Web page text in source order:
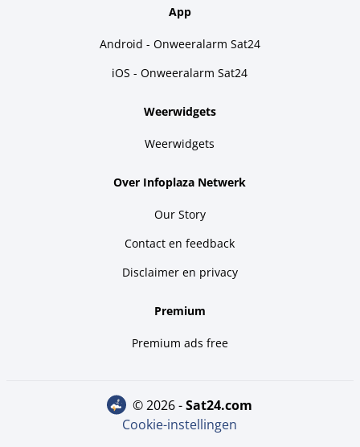
App
Android - Onweeralarm Sat24
iOS - Onweeralarm Sat24
Weerwidgets
Weerwidgets
Over Infoplaza Netwerk
Our Story
Contact en feedback
Disclaimer en privacy
Premium
Premium ads free
© 2026 - sat24.com
Cookie-instellingen